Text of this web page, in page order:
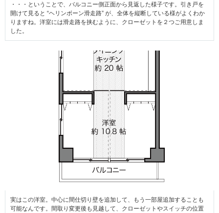
・・・ということで、バルコニー側正面から見返した様子です。引き戸を
開けて見ると “ヘリンボーン滑走路” が、全体を縦断している様がよくわか
りますね。洋室には滑走路を挟むように、クローゼットを２つご用意しま
した。
実はこの洋室。中心に間仕切り壁を追加して、もう一部屋追加することも
可能なんです。間取り変更後も見越して、クローゼットやスイッチの位置